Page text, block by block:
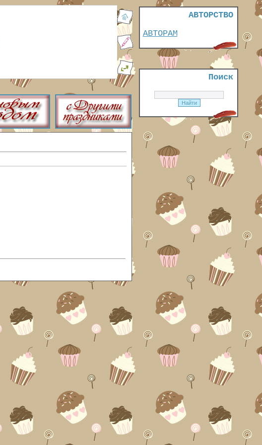
АВТОРСТВО
АВТОРАМ
Поиск